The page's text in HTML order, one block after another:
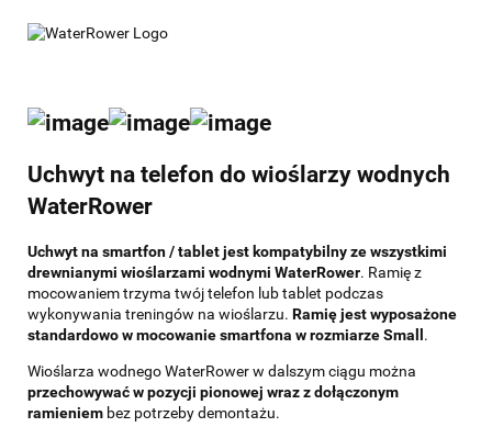
Uchwyt na telefon do wioślarzy wodnych
WaterRower
Uchwyt na smartfon / tablet jest kompatybilny ze wszystkimi
drewnianymi wioślarzami wodnymi WaterRower. Ramię z
mocowaniem trzyma twój telefon lub tablet podczas
wykonywania treningów na wioślarzu. Ramię jest wyposażone
standardowo w mocowanie smartfona w rozmiarze Small .
Wioślarza wodnego WaterRower w dalszym ciągu można
przechowywać w pozycji pionowej wraz z dołączonym
ramieniem bez potrzeby demontażu.